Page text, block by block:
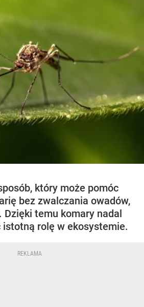
który może pomóc
bez zwalczania owadów,
Dzięki temu komary nadal
istotną rolę w ekosystemie.